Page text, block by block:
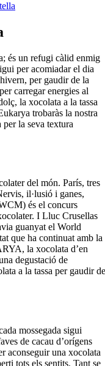
és un refugi càlid enmig
per acomiadar el dia
per gaudir de la
carregar energies al
la xocolata a la tassa
trobaràs la nostra
per la seva textura
del món. París, tres
il·lusió i ganes,
és el concurs
I Lluc Crusellas
guanyat el World
que ha continuat amb la
la xocolata d’en
degustació de
a la tassa per gaudir
mossegada sigui
de cacau d’orígens
aconseguir una xocolata
tots els sentits. Tant se